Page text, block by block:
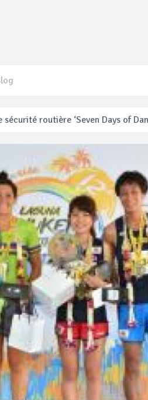
blessé en se faisant arracher
Festival
la sécurité pendant Songkran
les prix des bateaux vers Koh
sécurité routière ‘Seven Days of